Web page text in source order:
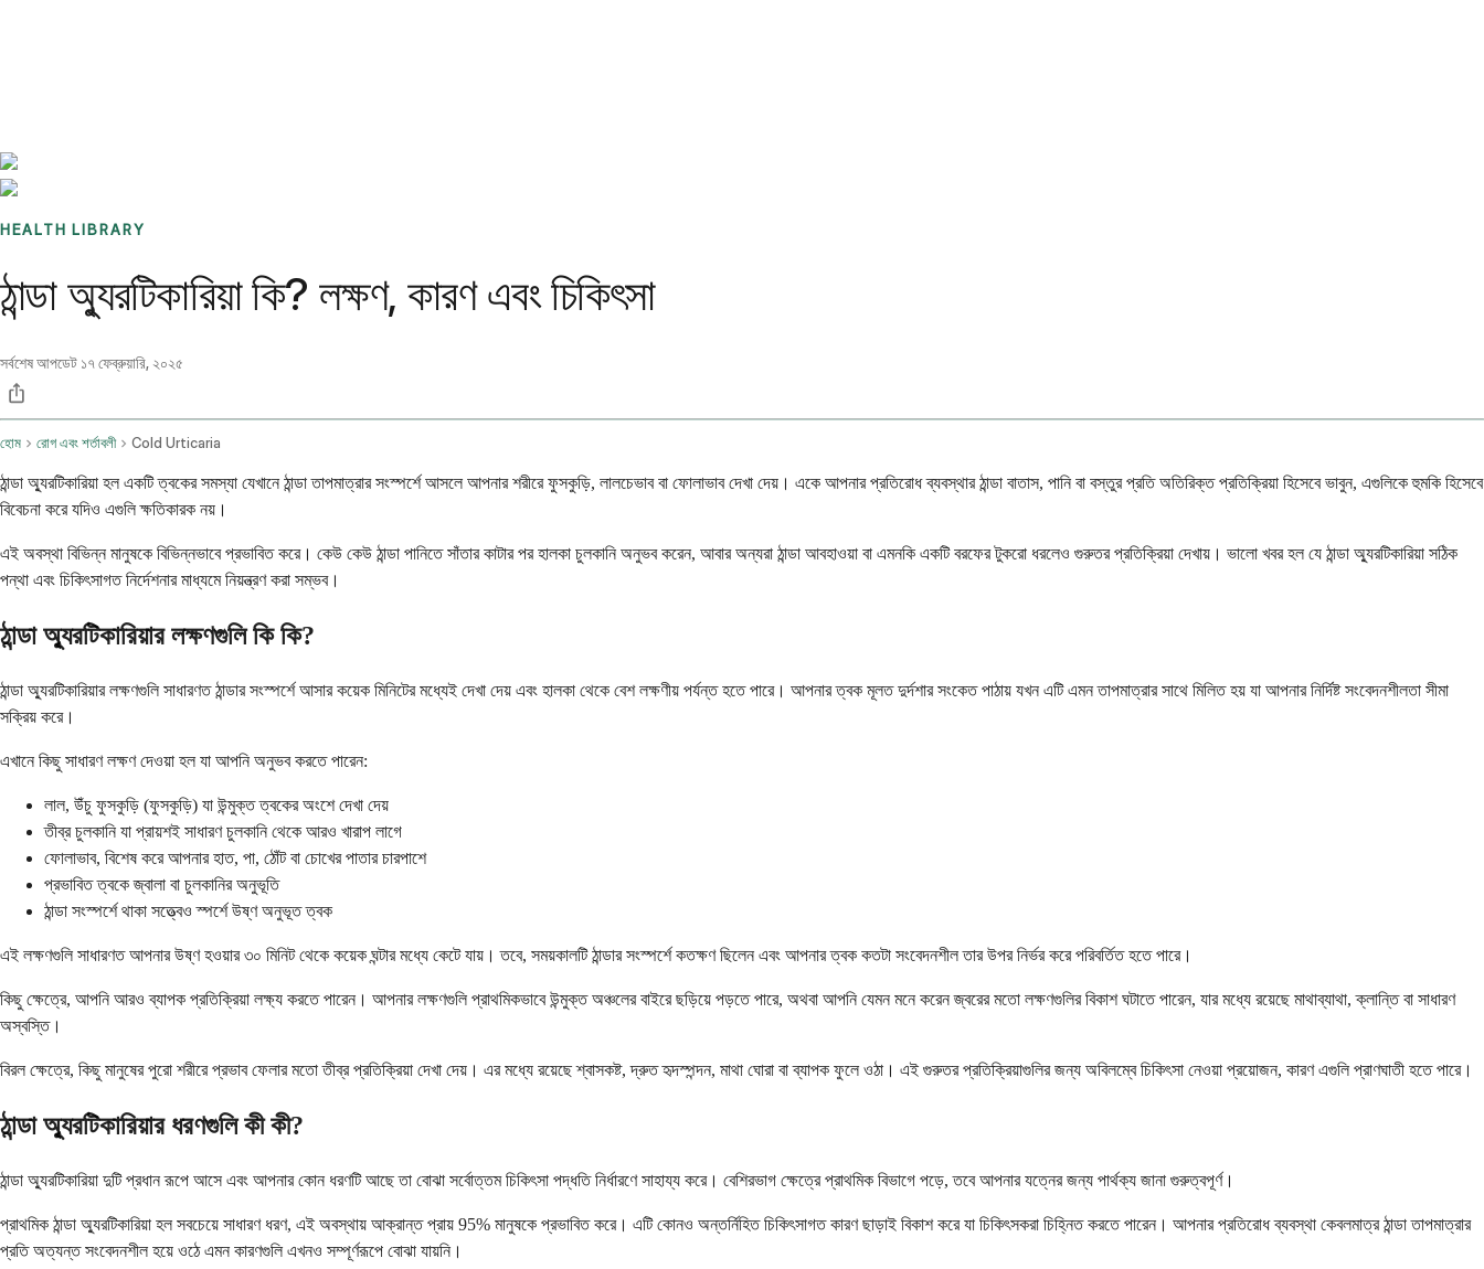
HEALTH LIBRARY
ঠান্ডা অ্যুরটিকারিয়া কি? লক্ষণ, কারণ এবং চিকিৎসা
সর্বশেষ আপডেট ১৭ ফেব্রুয়ারি, ২০২৫
হোম রোগ এবং শর্তাবলী Cold Urticaria
ঠান্ডা অ্যুরটিকারিয়া হল একটি ত্বকের সমস্যা যেখানে ঠান্ডা তাপমাত্রার সংস্পর্শে আসলে আপনার শরীরে ফুসকুড়ি, লালচেভাব বা ফোলাভাব দেখা দেয়। একে আপনার প্রতিরোধ ব্যবস্থার ঠান্ডা বাতাস, পানি বা বস্তুর প্রতি অতিরিক্ত প্রতিক্রিয়া হিসেবে ভাবুন, এগুলিকে হুমকি হিসেবে
বিবেচনা করে যদিও এগুলি ক্ষতিকারক নয়।
এই অবস্থা বিভিন্ন মানুষকে বিভিন্নভাবে প্রভাবিত করে। কেউ কেউ ঠান্ডা পানিতে সাঁতার কাটার পর হালকা চুলকানি অনুভব করেন, আবার অন্যরা ঠান্ডা আবহাওয়া বা এমনকি একটি বরফের টুকরো ধরলেও গুরুতর প্রতিক্রিয়া দেখায়। ভালো খবর হল যে ঠান্ডা অ্যুরটিকারিয়া সঠিক
পন্থা এবং চিকিৎসাগত নির্দেশনার মাধ্যমে নিয়ন্ত্রণ করা সম্ভব।
ঠান্ডা অ্যুরটিকারিয়ার লক্ষণগুলি কি কি?
ঠান্ডা অ্যুরটিকারিয়ার লক্ষণগুলি সাধারণত ঠান্ডার সংস্পর্শে আসার কয়েক মিনিটের মধ্যেই দেখা দেয় এবং হালকা থেকে বেশ লক্ষণীয় পর্যন্ত হতে পারে। আপনার ত্বক মূলত দুর্দশার সংকেত পাঠায় যখন এটি এমন তাপমাত্রার সাথে মিলিত হয় যা আপনার নির্দিষ্ট সংবেদনশীলতা সীমা
সক্রিয় করে।
এখানে কিছু সাধারণ লক্ষণ দেওয়া হল যা আপনি অনুভব করতে পারেন:
লাল, উঁচু ফুসকুড়ি (ফুসকুড়ি) যা উন্মুক্ত ত্বকের অংশে দেখা দেয়
তীব্র চুলকানি যা প্রায়শই সাধারণ চুলকানি থেকে আরও খারাপ লাগে
ফোলাভাব, বিশেষ করে আপনার হাত, পা, ঠোঁট বা চোখের পাতার চারপাশে
প্রভাবিত ত্বকে জ্বালা বা চুলকানির অনুভূতি
ঠান্ডা সংস্পর্শে থাকা সত্ত্বেও স্পর্শে উষ্ণ অনুভূত ত্বক
এই লক্ষণগুলি সাধারণত আপনার উষ্ণ হওয়ার ৩০ মিনিট থেকে কয়েক ঘন্টার মধ্যে কেটে যায়। তবে, সময়কালটি ঠান্ডার সংস্পর্শে কতক্ষণ ছিলেন এবং আপনার ত্বক কতটা সংবেদনশীল তার উপর নির্ভর করে পরিবর্তিত হতে পারে।
কিছু ক্ষেত্রে, আপনি আরও ব্যাপক প্রতিক্রিয়া লক্ষ্য করতে পারেন। আপনার লক্ষণগুলি প্রাথমিকভাবে উন্মুক্ত অঞ্চলের বাইরে ছড়িয়ে পড়তে পারে, অথবা আপনি যেমন মনে করেন জ্বরের মতো লক্ষণগুলির বিকাশ ঘটাতে পারেন, যার মধ্যে রয়েছে মাথাব্যাথা, ক্লান্তি বা সাধারণ
অস্বস্তি।
বিরল ক্ষেত্রে, কিছু মানুষের পুরো শরীরে প্রভাব ফেলার মতো তীব্র প্রতিক্রিয়া দেখা দেয়। এর মধ্যে রয়েছে শ্বাসকষ্ট, দ্রুত হৃদস্পন্দন, মাথা ঘোরা বা ব্যাপক ফুলে ওঠা। এই গুরুতর প্রতিক্রিয়াগুলির জন্য অবিলম্বে চিকিৎসা নেওয়া প্রয়োজন, কারণ এগুলি প্রাণঘাতী হতে পারে।
ঠান্ডা অ্যুরটিকারিয়ার ধরণগুলি কী কী?
ঠান্ডা অ্যুরটিকারিয়া দুটি প্রধান রূপে আসে এবং আপনার কোন ধরণটি আছে তা বোঝা সর্বোত্তম চিকিৎসা পদ্ধতি নির্ধারণে সাহায্য করে। বেশিরভাগ ক্ষেত্রে প্রাথমিক বিভাগে পড়ে, তবে আপনার যত্নের জন্য পার্থক্য জানা গুরুত্বপূর্ণ।
প্রাথমিক ঠান্ডা অ্যুরটিকারিয়া হল সবচেয়ে সাধারণ ধরণ, এই অবস্থায় আক্রান্ত প্রায় 95% মানুষকে প্রভাবিত করে। এটি কোনও অন্তর্নিহিত চিকিৎসাগত কারণ ছাড়াই বিকাশ করে যা চিকিৎসকরা চিহ্নিত করতে পারেন। আপনার প্রতিরোধ ব্যবস্থা কেবলমাত্র ঠান্ডা তাপমাত্রার
প্রতি অত্যন্ত সংবেদনশীল হয়ে ওঠে এমন কারণগুলি এখনও সম্পূর্ণরূপে বোঝা যায়নি।